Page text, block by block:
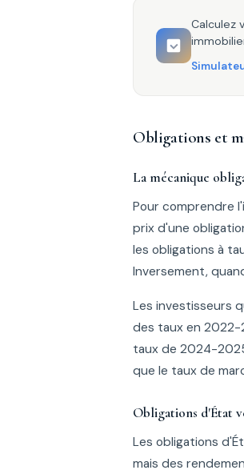
Calculez
Obligations et
La mécanique
Pour comprendre
prix d'une
les obligations à
Inversement,
Les investisseurs
des taux en 2022-
taux de 2024-
que le taux de
Obligations d'État
Les obligations
mais des